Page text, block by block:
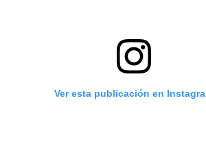
Ver esta publicación en